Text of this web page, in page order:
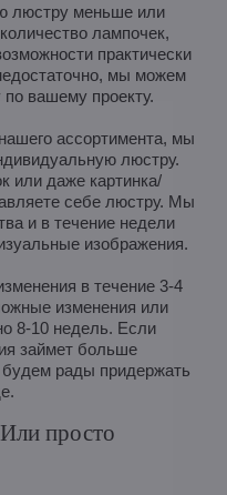
люстру меньше или
лампочек,
практически
мы можем
по вашему проекту.
ассортимента, мы
люстру.
или даже картинка/
себе люстру. Мы
и в течение недели
изображения.
в течение 3-4
изменения или
8-10 недель. Если
займет больше
рады придержать
просто